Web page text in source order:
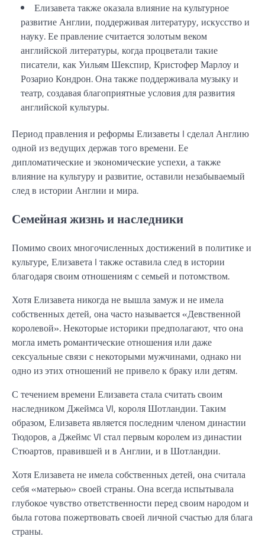
Елизавета также оказала влияние на культурное
развитие Англии, поддерживая литературу, искусство и
науку. Ее правление считается золотым веком
английской литературы, когда процветали такие
писатели, как Уильям Шекспир, Кристофер Марлоу и
Розарио Кондрон. Она также поддерживала музыку и
театр, создавая благоприятные условия для развития
английской культуры.
Период правления и реформы Елизаветы I сделал Англию
одной из ведущих держав того времени. Ее
дипломатические и экономические успехи, а также
влияние на культуру и развитие, оставили незабываемый
след в истории Англии и мира.
Семейная жизнь и наследники
Помимо своих многочисленных достижений в политике и
культуре, Елизавета I также оставила след в истории
благодаря своим отношениям с семьей и потомством.
Хотя Елизавета никогда не вышла замуж и не имела
собственных детей, она часто называется «Девственной
королевой». Некоторые историки предполагают, что она
могла иметь романтические отношения или даже
сексуальные связи с некоторыми мужчинами, однако ни
одно из этих отношений не привело к браку или детям.
С течением времени Елизавета стала считать своим
наследником Джеймса VI, короля Шотландии. Таким
образом, Елизавета является последним членом династии
Тюдоров, а Джеймс VI стал первым королем из династии
Стюартов, правившей и в Англии, и в Шотландии.
Хотя Елизавета не имела собственных детей, она считала
себя «матерью» своей страны. Она всегда испытывала
глубокое чувство ответственности перед своим народом и
была готова пожертвовать своей личной счастью для блага
страны.